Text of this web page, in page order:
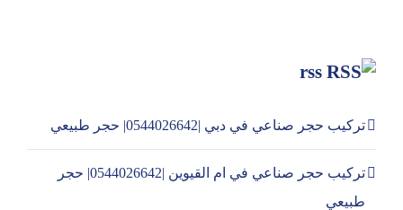
rss
تركيب حجر صناعي في دبي |0544026642| حجر طبيعي
تركيب حجر صناعي في ام القيوين |0544026642| حجر
طبيعي